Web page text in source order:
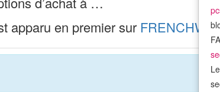
apparu en premier sur